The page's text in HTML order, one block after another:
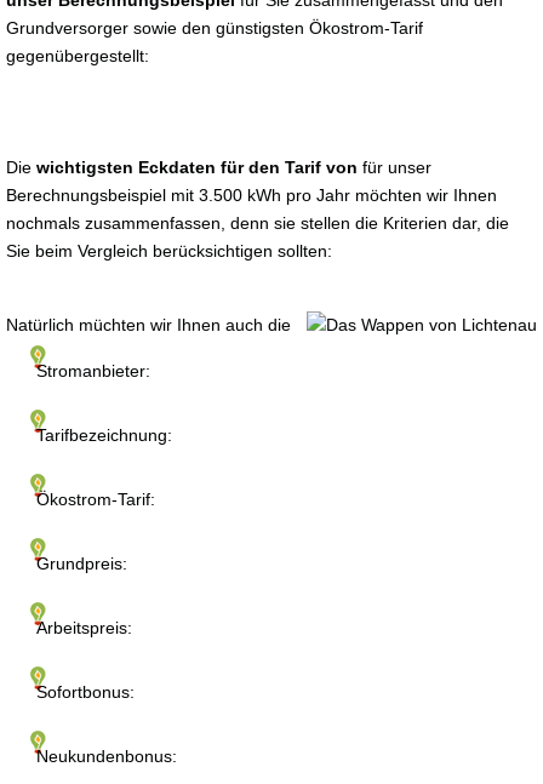
Grundversorger sowie den günstigsten Ökostrom-Tarif
gegenübergestellt:
Die wichtigsten Eckdaten für den Tarif von für unser
Berechnungsbeispiel mit 3.500 kWh pro Jahr möchten wir Ihnen
nochmals zusammenfassen, denn sie stellen die Kriterien dar, die
Sie beim Vergleich berücksichtigen sollten:
Stromanbieter:
Tarifbezeichnung:
Ökostrom-Tarif:
Grundpreis:
Arbeitspreis:
Sofortbonus:
Neukundenbonus:
Natürlich müchten wir Ihnen auch die